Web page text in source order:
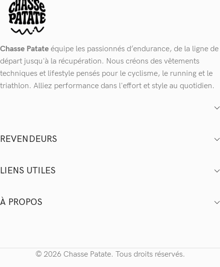
Chasse Patate équipe les passionnés d’endurance, de la ligne de
départ jusqu'à la récupération. Nous créons des vêtements
techniques et lifestyle pensés pour le cyclisme, le running et le
triathlon. Alliez performance dans l'effort et style au quotidien.
REVENDEURS
LIENS UTILES
À PROPOS
© 2026 Chasse Patate. Tous droits réservés.